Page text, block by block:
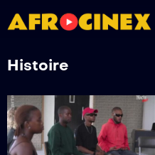
Histoire